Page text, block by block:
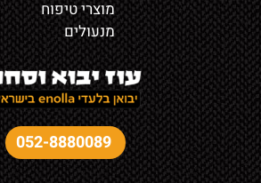
מוצרי טיפוח
מנעולים
052-8880089